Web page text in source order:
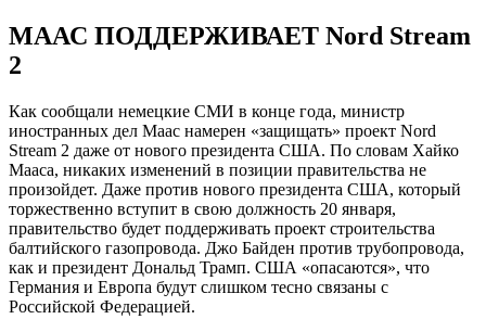
МААС ПОДДЕРЖИВАЕТ Nord Stream
2
Как сообщали немецкие СМИ в конце года, министр
иностранных дел Маас намерен «защищать» проект Nord
Stream 2 даже от нового президента США. По словам Хайко
Мааса, никаких изменений в позиции правительства не
произойдет. Даже против нового президента США, который
торжественно вступит в свою должность 20 января,
правительство будет поддерживать проект строительства
балтийского газопровода. Джо Байден против трубопровода,
как и президент Дональд Трамп. США «опасаются», что
Германия и Европа будут слишком тесно связаны с
Российской Федерацией.